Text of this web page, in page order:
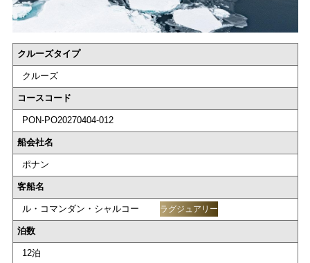
クルーズタイプ
クルーズ
コースコード
PON-PO20270404-012
船会社名
ポナン
客船名
ル・コマンダン・シャルコー ラグジュアリー
泊数
12泊